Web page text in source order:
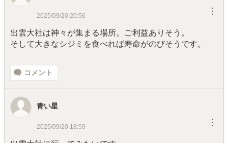
2025/09/20 20:56 ︙
出雲大社は神々が集まる場所。ご利益ありそう。
そして大きなシジミを食べれば寿命がのびそうです。
コメント
青い星
2025/09/20 18:59 ︙